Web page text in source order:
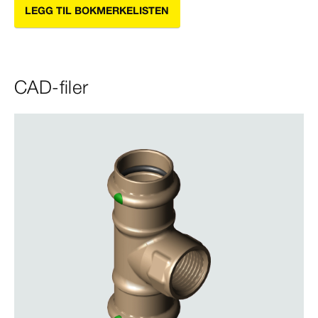
LEGG TIL BOKMERKELISTEN
CAD-filer